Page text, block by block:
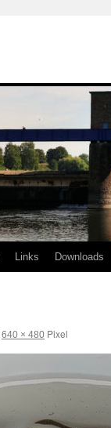
Links Downloads
640 × 480 Pixel